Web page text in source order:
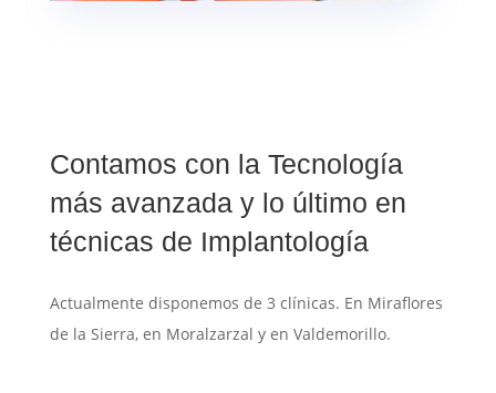
Contamos con la Tecnología
más avanzada y lo último en
técnicas de Implantología
Actualmente disponemos de 3 clínicas. En Miraflores
de la Sierra, en Moralzarzal y en Valdemorillo.